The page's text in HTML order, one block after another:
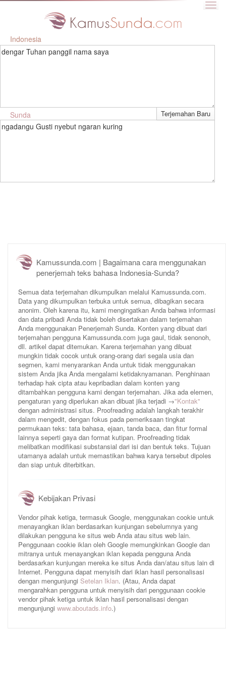
Indonesia
dengar Tuhan panggil nama saya
Sunda
ngadangu Gusti nyebut ngaran kuring
Kamussunda.com | Bagaimana cara menggunakan
penerjemah teks bahasa Indonesia-Sunda?
Semua data terjemahan dikumpulkan melalui Kamussunda.com.
Data yang dikumpulkan terbuka untuk semua, dibagikan secara
anonim. Oleh karena itu, kami mengingatkan Anda bahwa informasi
dan data pribadi Anda tidak boleh disertakan dalam terjemahan
Anda menggunakan Penerjemah Sunda. Konten yang dibuat dari
terjemahan pengguna Kamussunda.com juga gaul, tidak senonoh,
dll. artikel dapat ditemukan. Karena terjemahan yang dibuat
mungkin tidak cocok untuk orang-orang dari segala usia dan
segmen, kami menyarankan Anda untuk tidak menggunakan
sistem Anda jika Anda mengalami ketidaknyamanan. Penghinaan
terhadap hak cipta atau kepribadian dalam konten yang
ditambahkan pengguna kami dengan terjemahan. Jika ada elemen,
pengaturan yang diperlukan akan dibuat jika terjadi →"Kontak"
dengan administrasi situs. Proofreading adalah langkah terakhir
dalam mengedit, dengan fokus pada pemeriksaan tingkat
permukaan teks: tata bahasa, ejaan, tanda baca, dan fitur formal
lainnya seperti gaya dan format kutipan. Proofreading tidak
melibatkan modifikasi substansial dari isi dan bentuk teks. Tujuan
utamanya adalah untuk memastikan bahwa karya tersebut dipoles
dan siap untuk diterbitkan.
Kebijakan Privasi
Vendor pihak ketiga, termasuk Google, menggunakan cookie untuk
menayangkan iklan berdasarkan kunjungan sebelumnya yang
dilakukan pengguna ke situs web Anda atau situs web lain.
Penggunaan cookie iklan oleh Google memungkinkan Google dan
mitranya untuk menayangkan iklan kepada pengguna Anda
berdasarkan kunjungan mereka ke situs Anda dan/atau situs lain di
Internet. Pengguna dapat menyisih dari iklan hasil personalisasi
dengan mengunjungi Setelan Iklan. (Atau, Anda dapat
mengarahkan pengguna untuk menyisih dari penggunaan cookie
vendor pihak ketiga untuk iklan hasil personalisasi dengan
mengunjungi www.aboutads.info.)